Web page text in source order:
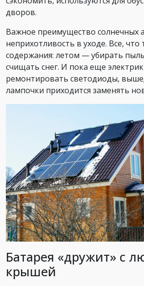
дворов.
Важное преимущество солнечных
неприхотливость в уходе. Все, что
содержания: летом — убирать
счищать снег. И пока еще
ремонтировать светодиоды,
лампочки приходится заменять
Батарея «дружит» с
крышей